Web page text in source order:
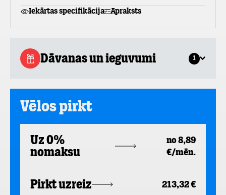
Iekārtas specifikācija Apraksts
Dāvanas un ieguvumi 1
Vēlos pirkt
Uz 0%
nomaksu
no 8,89
€/mēn.
Pirkt uzreiz 213,32 €